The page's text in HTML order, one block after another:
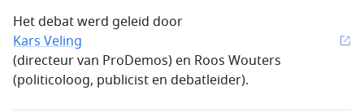
Het debat werd geleid door
Kars Veling
(directeur van ProDemos) en Roos Wouters
(politicoloog, publicist en debatleider).